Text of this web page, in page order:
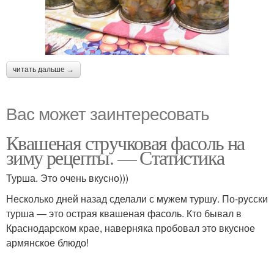
читать дальше →
Вас может заинтересовать
Квашеная стручковая фасоль на
зиму рецепты. — Статистика
Турша. Это очень вкусно)))
Несколько дней назад сделали с мужем туршу. По-русски
турша — это острая квашеная фасоль. Кто бывал в
Краснодарском крае, наверняка пробовал это вкусное
армянское блюдо!